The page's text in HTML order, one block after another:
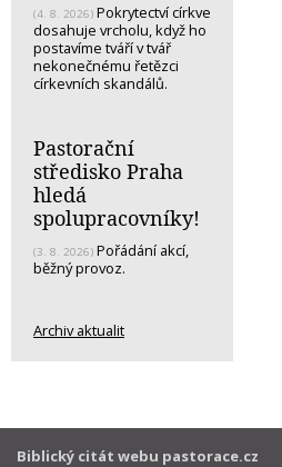
(4. 8. 2026) Pokrytectví církve
dosahuje vrcholu, když ho
postavíme tváří v tvář
nekonečnému řetězci
církevních skandálů.
Pastorační
středisko Praha
hledá
spolupracovníky!
(3. 8. 2026) Pořádání akcí,
běžný provoz.
Archiv aktualit
Biblický citát webu pastorace.cz